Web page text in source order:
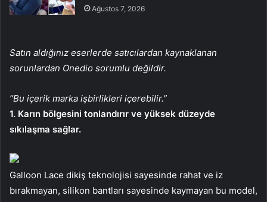
Ağustos 7, 2026
Satın aldığınız eserlerde satıcılardan kaynaklanan
sorunlardan Onedio sorumlu değildir.
“Bu içerik marka işbirlikleri içerebilir.”
1. Karın bölgesini tonlandırır ve yüksek düzeyde
sıkılaşma sağlar.
Galloon Lace dikiş teknolojisi sayesinde rahat ve iz
bırakmayan, silikon bantları sayesinde kaymayan bu model,